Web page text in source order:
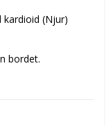
kardioid (Njur)
bordet.